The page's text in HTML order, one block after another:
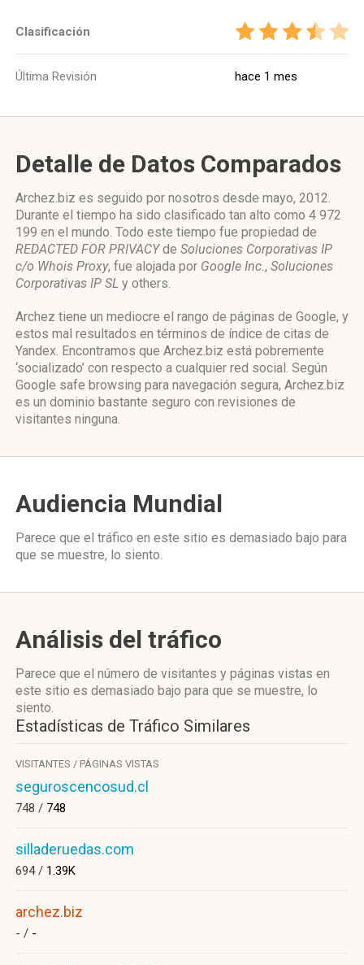
Clasificación
Última Revisión hace 1 mes
Detalle de Datos Comparados
Archez.biz es seguido por nosotros desde mayo, 2012.
Durante el tiempo ha sido clasificado tan alto como 4 972
199 en el mundo. Todo este tiempo fue propiedad de
REDACTED FOR PRIVACYde Soluciones Corporativas IP
c/o Whois Proxy, fue alojada por Google Inc., Soluciones
Corporativas IP SL y others.
Archez tiene un mediocre el rango de páginas de Google, y
estos mal resultados en términos de índice de citas de
Yandex. Encontramos que Archez.biz está pobremente
‘socializado’ con respecto a cualquier red social. Según
Google safe browsing para navegación segura, Archez.biz
es un dominio bastante seguro con revisiones de
visitantes ninguna.
Audiencia Mundial
Parece que el tráfico en este sitio es demasiado bajo para
que se muestre, lo siento.
Análisis del tráfico
Parece que el número de visitantes y páginas vistas en
este sitio es demasiado bajo para que se muestre, lo
siento.
Estadísticas de Tráfico Similares
VISITANTES / PÁGINAS VISTAS
seguroscencosud.cl
748 / 748
silladeruedas.com
694 / 1.39K
archez.biz
- / -